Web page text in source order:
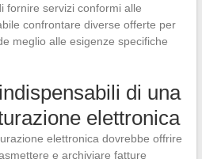
fornire servizi conformi alle
confrontare diverse offerte per
meglio alle esigenze specifiche
di una
elettronica
elettronica dovrebbe offrire
e archiviare fatture